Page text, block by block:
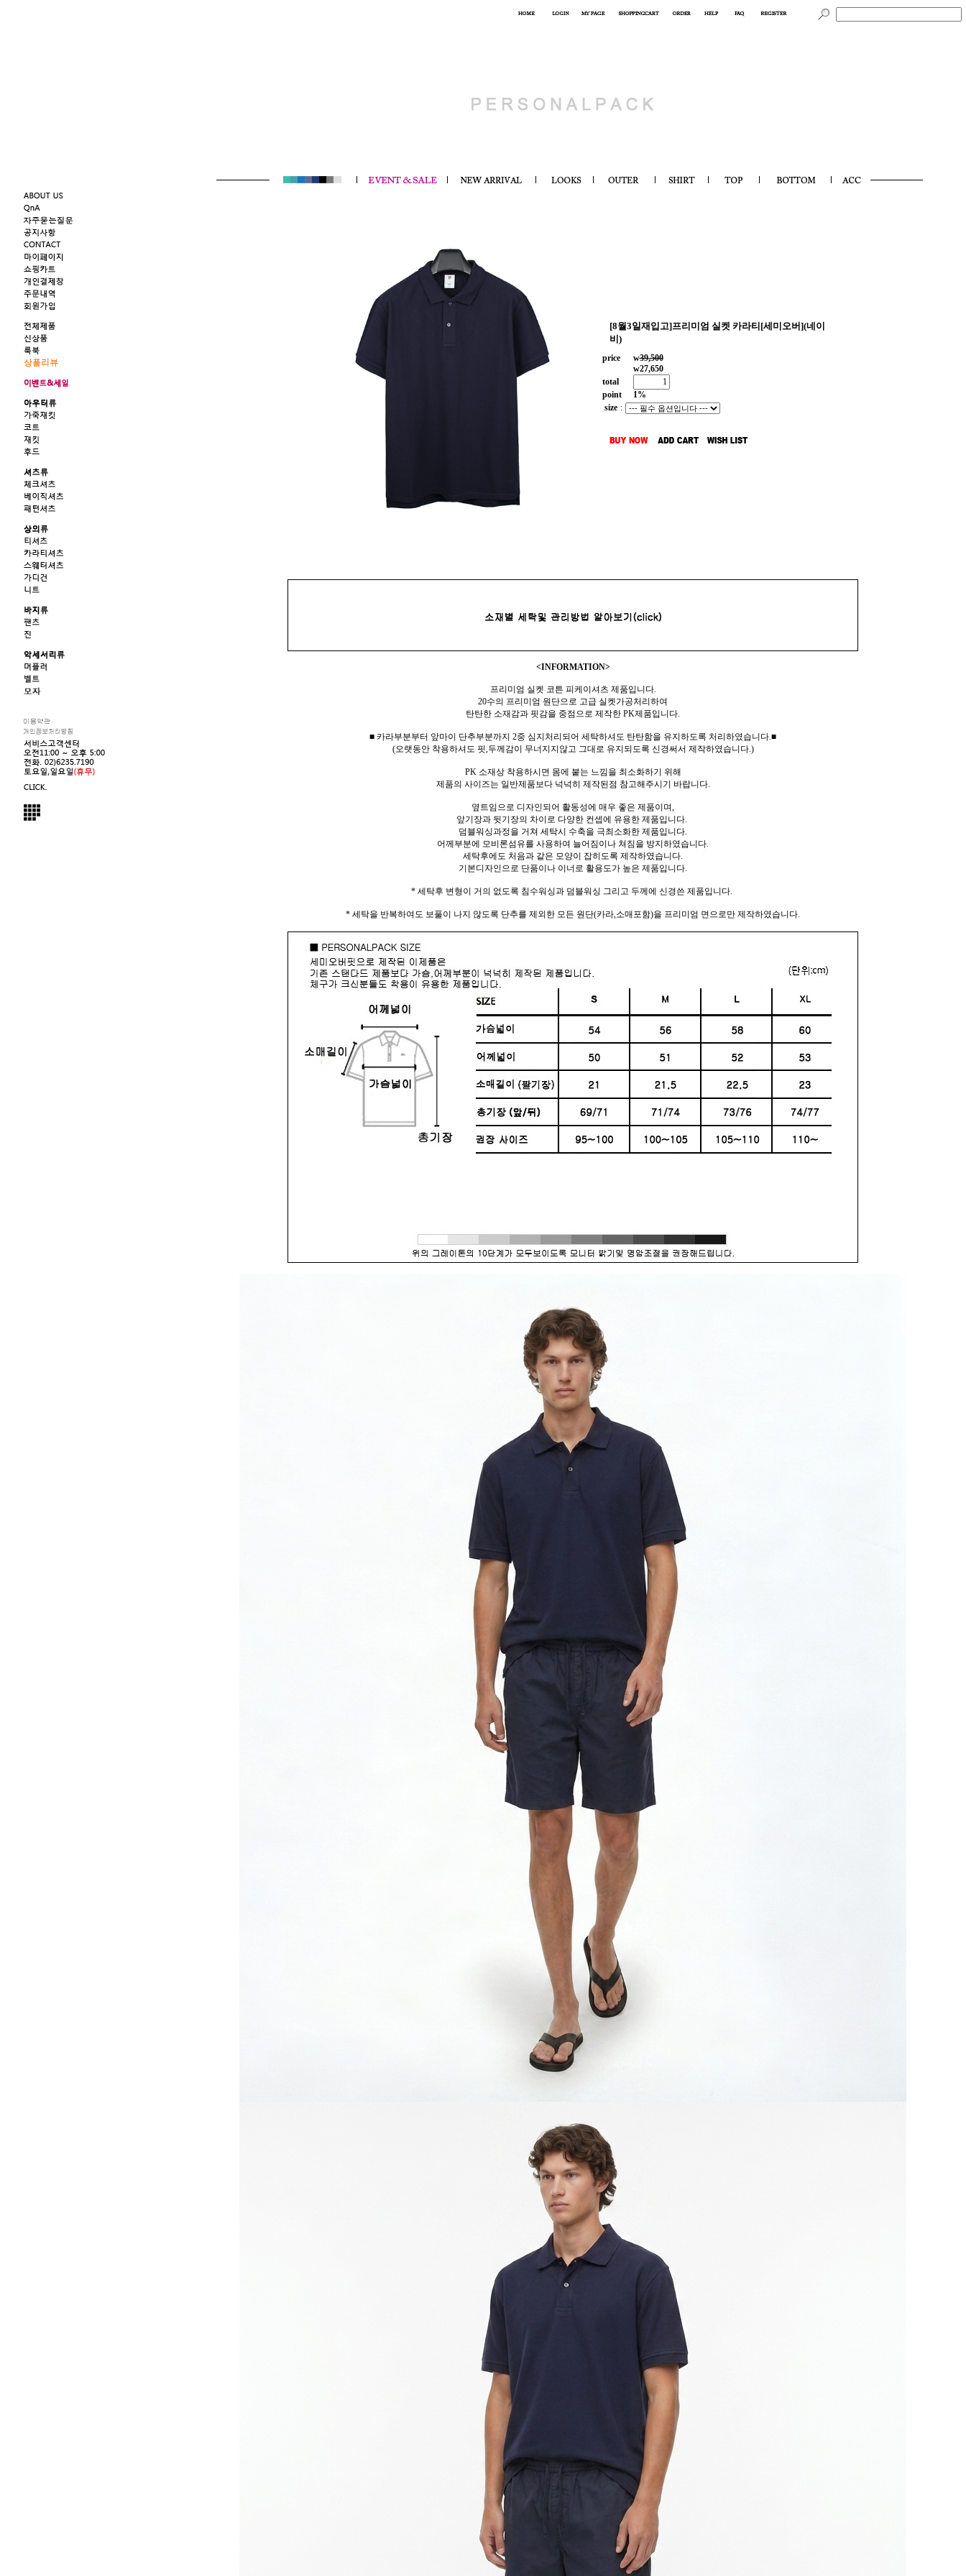
[8월3일재입고]프리미엄 실켓 카라티[세미오버](네이
비)
price w39,500
w27,650
total
point
1%
size :
<INFORMATION>
프리미엄 실켓 코튼 피케이셔츠 제품입니다.
20수의 프리미엄 원단으로 고급 실켓가공처리하여
탄탄한 소재감과 핏감을 중점으로 제작한 PK제품입니다.
■ 카라부분부터 앞마이 단추부분까지 2중 심지처리되어 세탁하셔도 탄탄함을 유지하도록 처리하였습니다.■
(오랫동안 착용하셔도 핏,두께감이 무너지지않고 그대로 유지되도록 신경써서 제작하였습니다.)
PK 소재상 착용하시면 몸에 붙는 느낌을 최소화하기 위해
제품의 사이즈는 일반제품보다 넉넉히 제작된점 참고해주시기 바랍니다.
옆트임으로 디자인되어 활동성에 매우 좋은 제품이며,
앞기장과 뒷기장의 차이로 다양한 컨셉에 유용한 제품입니다.
덤블워싱과정을 거쳐 세탁시 수축을 극최소화한 제품입니다.
어께부분에 모비론섬유를 사용하여 늘어짐이나 쳐짐을 방지하였습니다.
세탁후에도 처음과 같은 모양이 잡히도록 제작하였습니다.
기본디자인으로 단품이나 이너로 활용도가 높은 제품입니다.
* 세탁후 변형이 거의 없도록 침수워싱과 덤블워싱 그리고 두께에 신경쓴 제품입니다.
* 세탁을 반복하여도 보풀이 나지 않도록 단추를 제외한 모든 원단(카라,소매포함)을 프리미엄 면으로만 제작하였습니다.